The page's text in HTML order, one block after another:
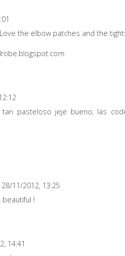
the elbow patches and the
pasteloso jeje bueno, las
28/11/2012, 13:25
beautiful !
14:41